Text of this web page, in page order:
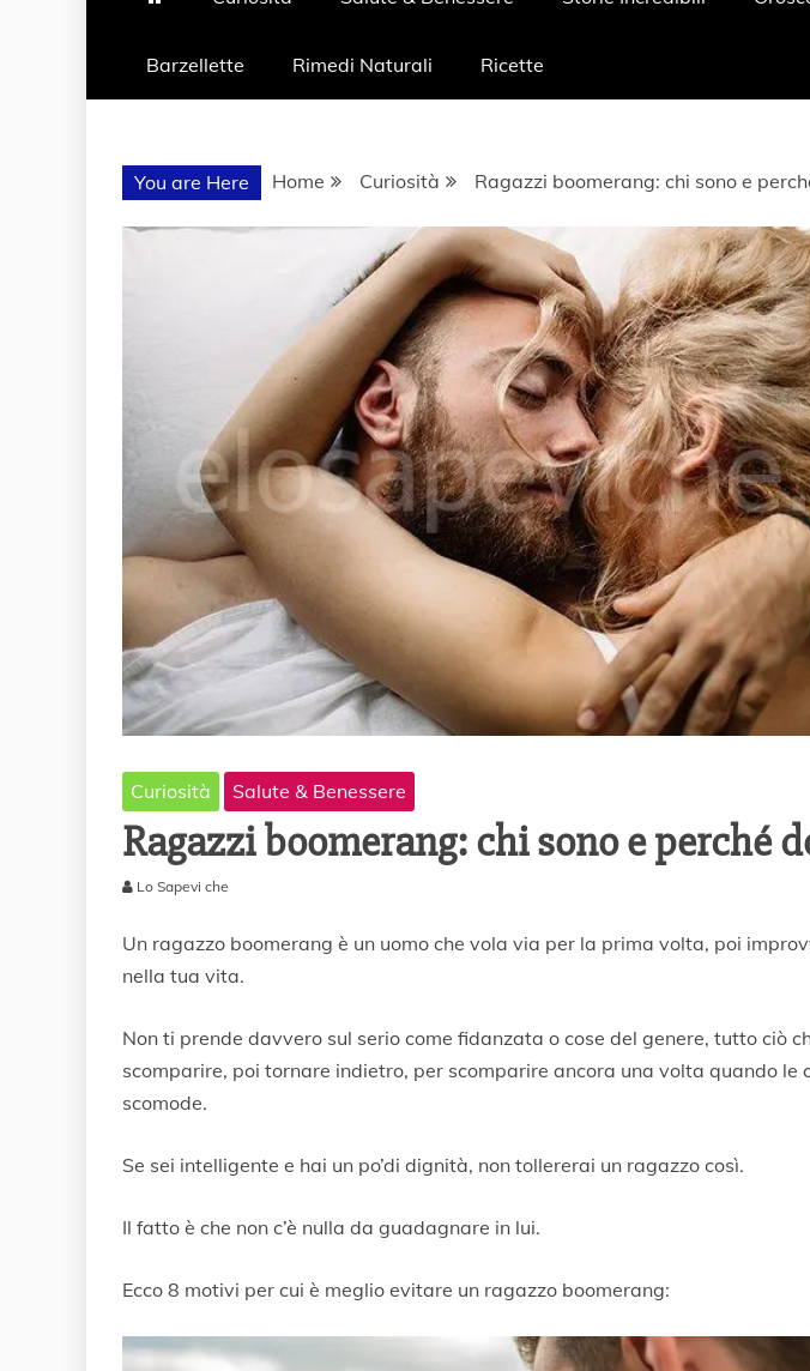
Barzellette Rimedi Naturali Ricette
You are Here Home Curiosità Ragazzi boomerang: chi sono e
Curiosità Salute & Benessere
Ragazzi boomerang: chi sono e perché
0
u
l
o
2
0
Lo Sapevi che
Un ragazzo boomerang è un uomo che vola via per la prima volta, poi
nella tua vita.
Non ti prende davvero sul serio come fidanzata o cose del genere, tutto ciò
scomparire, poi tornare indietro, per scomparire ancora una volta quando le
scomode.
Se sei intelligente e hai un po’di dignità, non tollererai un ragazzo così.
Il fatto è che non c’è nulla da guadagnare in lui.
Ecco 8 motivi per cui è meglio evitare un ragazzo boomerang: